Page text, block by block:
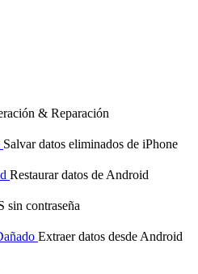
& Reparación
Salvar datos eliminados de iPhone
Restaurar datos de Android
sin contraseña
Extraer datos desde Android